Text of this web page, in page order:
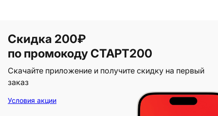
Скидка 200₽
по промокоду СТАРТ200
Скачайте приложение и получите скидку на первый
заказ
Условия акции